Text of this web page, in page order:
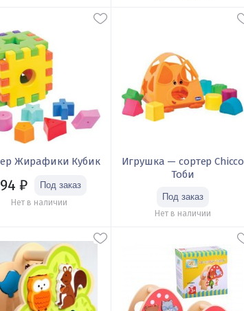
Жирафики Кубик
₽
Нет в наличии
Игрушка — сортер Chicco
Тоби
Нет в наличии